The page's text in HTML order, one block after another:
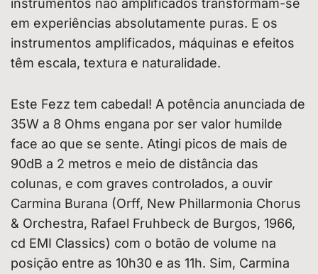
em experiências absolutamente puras. E os
instrumentos amplificados, máquinas e efeitos
têm escala, textura e naturalidade.
Este Fezz tem cabedal! A potência anunciada de
35W a 8 Ohms engana por ser valor humilde
face ao que se sente. Atingi picos de mais de
90dB a 2 metros e meio de distância das
colunas, e com graves controlados, a ouvir
Carmina Burana (Orff, New Phillarmonia Chorus
& Orchestra, Rafael Fruhbeck de Burgos, 1966,
cd EMI Classics) com o botão de volume na
posição entre as 10h30 e as 11h. Sim, Carmina